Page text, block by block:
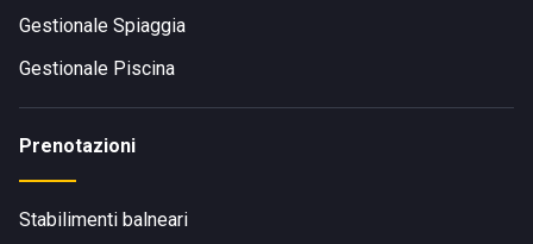
Gestionale Spiaggia
Gestionale Piscina
Prenotazioni
Stabilimenti balneari